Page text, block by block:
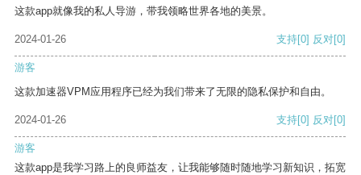
这款app就像我的私人导游，带我领略世界各地的美景。
2024-01-26 支持[0] 反对[0]
游客
这款加速器VPM应用程序已经为我们带来了无限的隐私保护和自由。
2024-01-26 支持[0] 反对[0]
游客
这款app是我学习路上的良师益友，让我能够随时随地学习新知识，拓宽